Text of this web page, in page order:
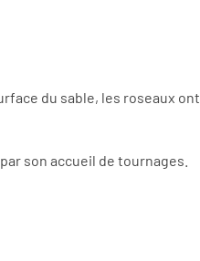
du sable, les roseaux ont
son accueil de tournages.